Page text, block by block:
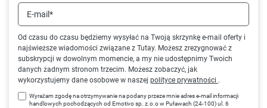
Od czasu do czasu będziemy wysyłać na Twoją skrzynkę e-mail oferty i
najświeższe wiadomości związane z Tutay. Możesz zrezygnować z
subskrypcji w dowolnym momencie, a my nie udostępnimy Twoich
danych żadnym stronom trzecim. Możesz zobaczyć, jak
wykorzystujemy dane osobowe w naszej polityce prywatności .
E-mail*
Wyrażam zgodę na otrzymywanie na podany przeze mnie adres e-mail informacji
handlowych pochodzących od Emotivo sp. z.o.o w Puławach (24-100) ul. 6